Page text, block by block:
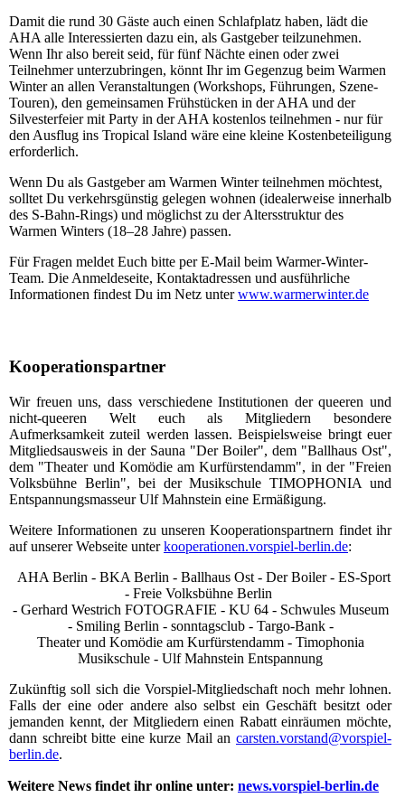
Damit die rund 30 Gäste auch einen Schlafplatz haben, lädt die
AHA alle Interessierten dazu ein, als Gastgeber teilzunehmen.
Wenn Ihr also bereit seid, für fünf Nächte einen oder zwei
Teilnehmer unterzubringen, könnt Ihr im Gegenzug beim Warmen
Winter an allen Veranstaltungen (Workshops, Führungen, Szene-
Touren), den gemeinsamen Frühstücken in der AHA und der
Silvesterfeier mit Party in der AHA kostenlos teilnehmen - nur für
den Ausflug ins Tropical Island wäre eine kleine Kostenbeteiligung
erforderlich.
Wenn Du als Gastgeber am Warmen Winter teilnehmen möchtest,
solltet Du verkehrsgünstig gelegen wohnen (idealerweise innerhalb
des S-Bahn-Rings) und möglichst zu der Altersstruktur des
Warmen Winters (18–28 Jahre) passen.
Für Fragen meldet Euch bitte per E-Mail beim Warmer-Winter-
Team. Die Anmeldeseite, Kontaktadressen und ausführliche
Informationen findest Du im Netz unterwww.warmerwinter.de
Kooperationspartner
Wir freuen uns, dass verschiedene Institutionen der queeren und
nicht-queeren Welt euch als Mitgliedern besondere
Aufmerksamkeit zuteil werden lassen. Beispielsweise bringt euer
Mitgliedsausweis in der Sauna "Der Boiler", dem "Ballhaus Ost",
dem "Theater und Komödie am Kurfürstendamm", in der "Freien
Volksbühne Berlin", bei der Musikschule TIMOPHONIA und
Entspannungsmasseur Ulf Mahnstein eine Ermäßigung.
Weitere Informationen zu unseren Kooperationspartnern findet ihr
auf unserer Webseite unterkooperationen.vorspiel-berlin.de:
AHA Berlin - BKA Berlin - Ballhaus Ost - Der Boiler - ES-Sport
- Freie Volksbühne Berlin
- Gerhard Westrich FOTOGRAFIE - KU 64 - Schwules Museum
- Smiling Berlin - sonntagsclub - Targo-Bank -
Theater und Komödie am Kurfürstendamm - Timophonia
Musikschule - Ulf Mahnstein Entspannung
Zukünftig soll sich die Vorspiel-Mitgliedschaft noch mehr lohnen.
Falls der eine oder andere also selbst ein Geschäft besitzt oder
jemanden kennt, der Mitgliedern einen Rabatt einräumen möchte,
dann schreibt bitte eine kurze Mail an carsten.vorstand@vorspiel-
berlin.de.
Weitere News findet ihr online unter: news.vorspiel-berlin.de